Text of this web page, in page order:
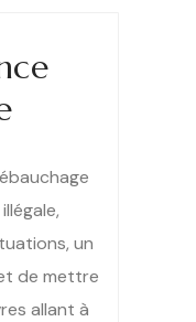
un
de mettre
allant à